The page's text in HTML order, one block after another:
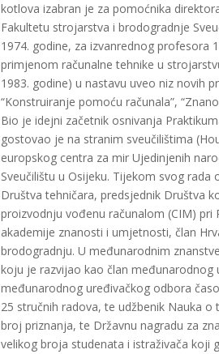
kotlova izabran je za pomoćnika
Fakultetu strojarstva i brodogradnje
1974. godine, za izvanrednog profesora
primjenom računalne tehnike u
1983. godine) u nastavu uveo niz novih
“Konstruiranje pomoću računala”,
Bio je idejni začetnik osnivanja
gostovao je na stranim sveučilištima
europskog centra za mir Ujedinjenih
Sveučilištu u Osijeku. Tijekom svog
Društva tehničara, predsjednik Društva
proizvodnju vođenu računalom (CIM) pri
akademije znanosti i umjetnosti, član
brodogradnju. U međunarodnim
koju je razvijao kao član međunarodnog
međunarodnog uređivačkog odbora
25 stručnih radova, te udžbenik Nauka
broj priznanja, te Državnu nagradu za
velikog broja studenata i istraživača koji